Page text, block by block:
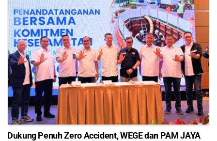
Dukung Penuh Zero Accident, WEGE dan PAM JAYA